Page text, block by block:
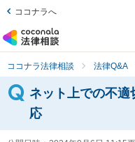
ココナラへ
ココナラ法律相談 法律Q&A
ネット上での不適
応